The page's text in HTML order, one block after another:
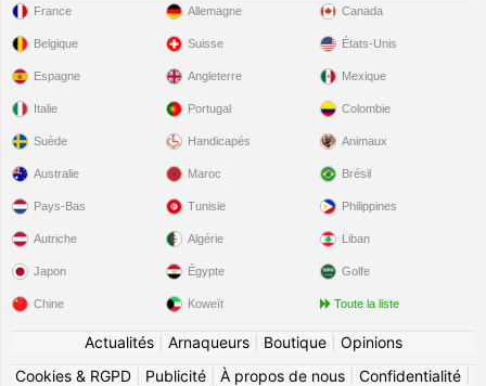
France
Belgique
Espagne
Italie
Suède
Allemagne
Suisse
Angleterre
Portugal
Handicapés
Canada
États-Unis
Mexique
Colombie
Animaux
Australie
Pays-Bas
Autriche
Japon
Chine
Maroc
Tunisie
Algérie
Égypte
Koweït
Brésil
Philippines
Liban
Golfe
Toute la liste
Actualités| Arnaqueurs| Boutique| Opinions
Cookies & RGPD
Publicité À propos de nous Confidentialité